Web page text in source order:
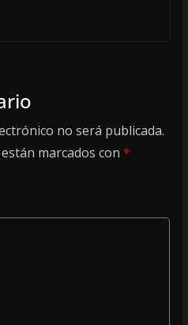
no será publicada.
marcados con *